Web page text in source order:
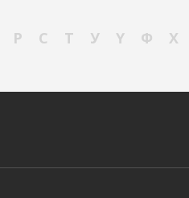
Р С Т У Ү Ф Х